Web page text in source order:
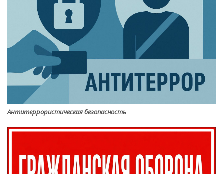
Антитеррористическая безопасность